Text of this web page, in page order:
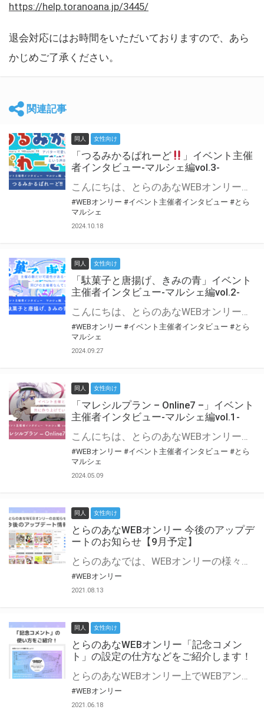
https://help.toranoana.jp/3445/
退会対応にはお時間をいただいておりますので、あら
かじめご了承ください。
関連記事
同人 女性向け
「つるみかるぱれーど
」イベント主催
者インタビュー-マルシェ編vol.3-
こんにちは、とらのあなWEBオンリー運営スタッフです。 新たにお届けする、イベント主催者インタビュー-マルシェ編-は、 とらのあなWEBオンリー「マルシェ」をご利用した主催様に 「マルシェ」を使って開催した感想や心がけをお聞きする企画です。 今回は、WEBオンリー初開催「つるみかるぱれーど
#WEBオンリー #イベント主催者インタビュー #とら
マルシェ
2024.10.18
同人 女性向け
「駄菓子と唐揚げ、きみの青」イベント
主催者インタビュー-マルシェ編vol.2-
こんにちは、とらのあなWEBオンリー運営スタッフです。 新たにお届けする、イベント主催者インタビュー-マルシェ編-は、 とらのあなWEBオンリー「マルシェ」をご利用の主催様に 「マルシェ」を使ってイベントを開催した感想や心がけをお聞きする企画です。 今回は、WEBオンリー初開催「駄菓子と唐揚げ、きみの青」より、 主催のぎこ六屋様にお話を伺いました。 協力：ぎこ六屋様／イベント公式Twitter（@krkgwks） とらのあなWEBオンリー「マルシェ」とは？ WEBオンリーでリアルタイムでコミュニケーションがとれるオンライン会場です。
#WEBオンリー #イベント主催者インタビュー #とら
マルシェ
2024.09.27
同人 女性向け
「マレシルプラン – Online7 –」イベント
主催者インタビュー-マルシェ編vol.1-
こんにちは、とらのあなWEBオンリー運営スタッフです。 新たにお届けする、イベント主催者インタビュー-マルシェ編-は、 とらのあなWEBオンリー「マルシェ」をご利用した主催様に 「マルシェ」を使って開催した感想や心がけをお聞きする企画です。 今回は、WEBオンリー開催7回目迎えた「マレシルプラン – Online7 –」より、 主催の玉川うた様にお話を伺いました。 ▼マレシルプランのインタビュー前回記事 「イベント主催者インタビュー vol.6」はこちら 協力：玉川うた様（マレシルプラン実行委員会 代表）／イベント公式Twitter（@mallesil_plan） とらのあなWEBオンリー「マルシェ」とは？ WEBオンリーでリアルタイムでコミュニケーションがとれるオンライン会場です。
#WEBオンリー #イベント主催者インタビュー #とら
マルシェ
2024.05.09
同人 女性向け
とらのあなWEBオンリー 今後のアップデ
ートのお知らせ【9月予定】
とらのあなでは、WEBオンリーの様々な支援を実施しています。 今回は2021年9月に実装を予定しているアップデート情報についてご紹介いたします。 とらのあなWEBオンリーサイトはこちら
#WEBオンリー
2021.08.13
同人 女性向け
とらのあなWEBオンリー「記念コメン
ト」の設定の仕方などをご紹介します！
とらのあなWEBオンリー上でWEBアンソロジーが作成できる「記念コメント」について、その使い方や作成手順を解説します！ 支援タイプを「サークル参加型」「サークル参加型・マルシェ(イベント会場)機能付き」でお申し込みいただいている主催者様はぜひご活用ください♪ とらのあなWEBオンリーサイトはこちら
#WEBオンリー
2021.06.18